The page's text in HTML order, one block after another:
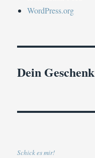
WordPress.org
Dein Geschenk
Schick es mir!